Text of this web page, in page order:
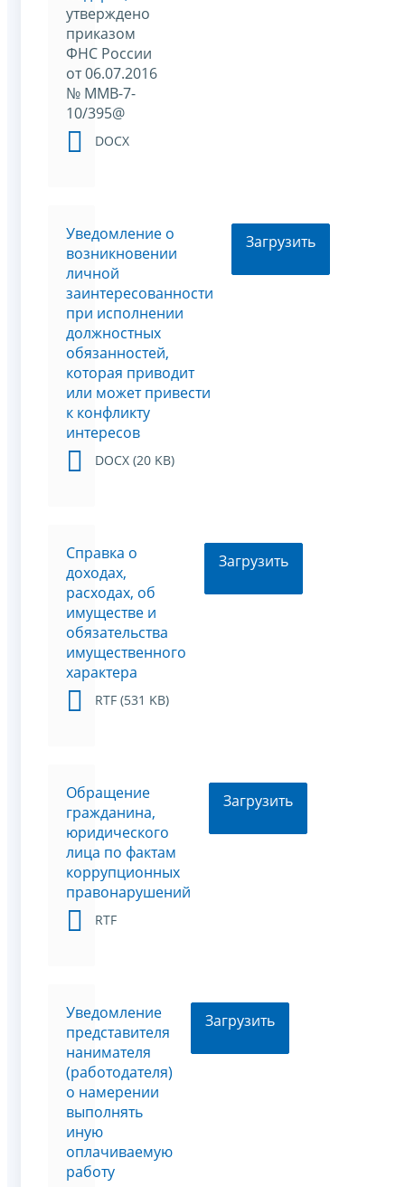
утверждено
приказом
ФНС России
от 06.07.2016
№ ММВ-7-
10/395@
DOCX
Уведомление о
возникновении
личной
заинтересованности
при исполнении
должностных
обязанностей,
которая приводит
или может привести
к конфликту
интересов
DOCX (20 KB)
Загрузить
Справка о
доходах,
расходах, об
имуществе и
обязательства
имущественного
характера
RTF (531 KB)
Загрузить
Обращение
гражданина,
юридического
лица по фактам
коррупционных
правонарушений
RTF
Загрузить
Уведомление
представителя
нанимателя
(работодателя)
о намерении
выполнять
иную
оплачиваемую
работу
Загрузить